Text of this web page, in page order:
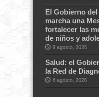
El Gobierno
marcha una
fortalecer las
de niños y
9 agosto, 2026
Salud: el
la Red de
8 agosto, 2026